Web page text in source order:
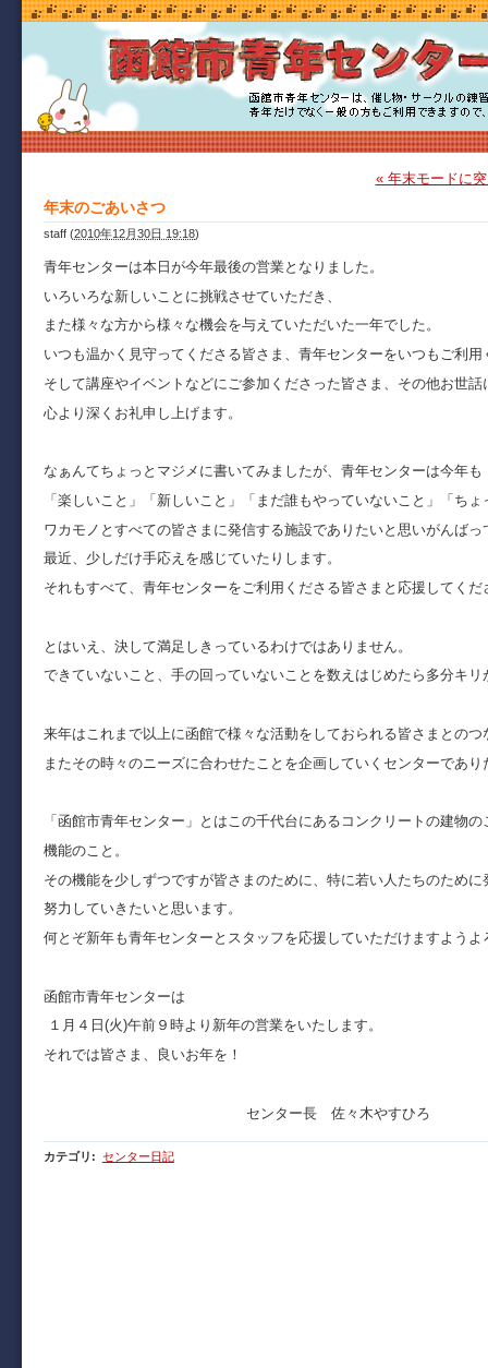
« 年末モードに
年末のごあいさつ
staff (2010年12月30日 19:18)
青年センターは本日が今年最後の営業となりました。
いろいろな新しいことに挑戦させていただき、
また様々な方から様々な機会を与えていただいた一年でした。
いつも温かく見守ってくださる皆さま、青年センターをいつもご利用
そして講座やイベントなどにご参加くださった皆さま、その他お世
心より深くお礼申し上げます。
なぁんてちょっとマジメに書いてみましたが、青年センターは今年も
「楽しいこと」「新しいこと」「まだ誰もやっていないこと」「ち
ワカモノとすべての皆さまに発信する施設でありたいと思いがんばっ
最近、少しだけ手応えを感じていたりします。
それもすべて、青年センターをご利用くださる皆さまと応援してく
とはいえ、決して満足しきっているわけではありません。
できていないこと、手の回っていないことを数えはじめたら多分キリ
来年はこれまで以上に函館で様々な活動をしておられる皆さまとのつ
またその時々のニーズに合わせたことを企画していくセンターであ
「函館市青年センター」とはこの千代台にあるコンクリートの建物
機能のこと。
その機能を少しずつですが皆さまのために、特に若い人たちのために
努力していきたいと思います。
何とぞ新年も青年センターとスタッフを応援していただけますよう
函館市青年センターは
１月４日(火)午前９時より新年の営業をいたします。
それでは皆さま、良いお年を！
センター長 佐々木やすひろ
カテゴリ : センター日記